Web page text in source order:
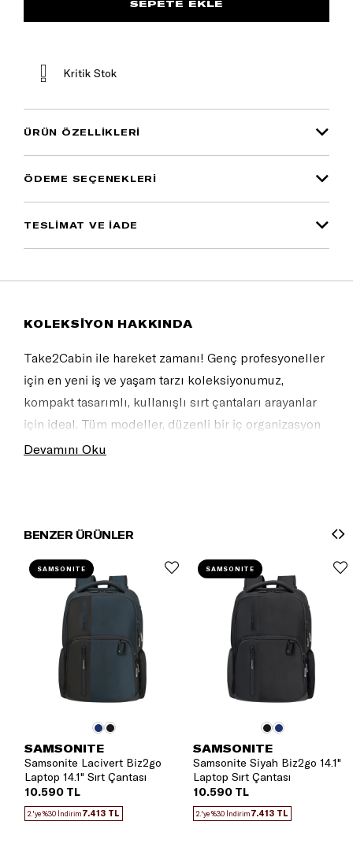
Kritik Stok
ÜRÜN ÖZELLIKLERI
ÖDEME SEÇENEKLERI
TESLİMAT VE İADE
KOLEKSİYON HAKKINDA
Take2Cabin ile hareket zamanı! Genç profesyoneller
için en yeni iş ve yaşam tarzı koleksiyonumuz,
kompakt tasarımlı, kullanışlı sırt çantaları arayanlar
için ideal. Tüm modeller, düzenli bir iç organizasyon
ve ana bölmeye kolay erişim sunar.
Devamını Oku
BENZER ÜRÜNLER
SAMSONITE
Samsonite Lacivert Biz2go
Laptop 14.1" Sırt Çantası
10.590 TL
2.'ye %30 İndirim7.413 TL
SAMSONITE
SAMSONITE
Samsonite Siyah Biz2go 14.1"
Laptop Sırt Çantası
10.590 TL
2.'ye %30 İndirim7.413 TL
SAMSONITE